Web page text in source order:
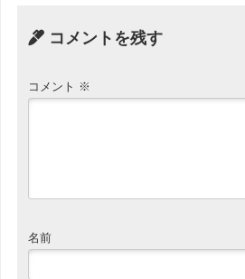
コメントを残す
コメント ※
名前